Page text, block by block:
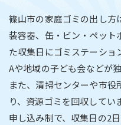
篠山市の家庭ゴミの出し方
装容器、缶・ビン・ペット
た収集日にゴミステーショ
Aや地域の子ども会などが
また、清掃センターや市
り、資源ゴミを回収してい
申し込み制で、収集日の2